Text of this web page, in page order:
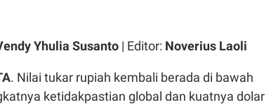
Yhulia Susanto | Editor: Noverius Laoli
. Nilai tukar rupiah kembali berada di bawah
ketidakpastian global dan kuatnya dolar